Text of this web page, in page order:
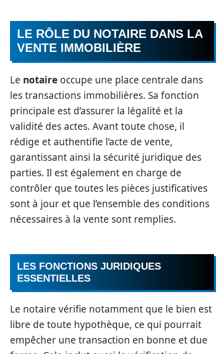
LE RÔLE DU NOTAIRE DANS LA
VENTE IMMOBILIÈRE
Le notaire occupe une place centrale dans
les transactions immobilières. Sa fonction
principale est d’assurer la légalité et la
validité des actes. Avant toute chose, il
rédige et authentifie l’acte de vente,
garantissant ainsi la sécurité juridique des
parties. Il est également en charge de
contrôler que toutes les pièces justificatives
sont à jour et que l’ensemble des conditions
nécessaires à la vente sont remplies.
LES FONCTIONS JURIDIQUES
ESSENTIELLES
Le notaire vérifie notamment que le bien est
libre de toute hypothèque, ce qui pourrait
empêcher une transaction en bonne et due